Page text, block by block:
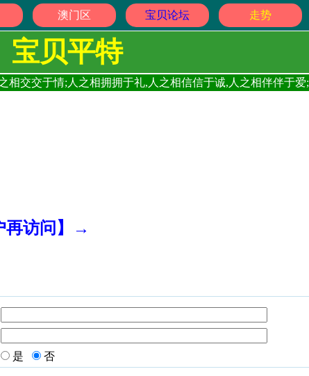
澳门区 宝贝论坛 走势
宝贝平特
相交交于情;人之相拥拥于礼,人之相信信于诚,人之相伴伴于爱;
再访问】→
是 否